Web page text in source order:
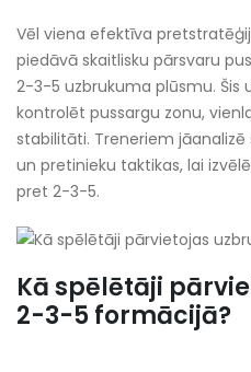
Vēl viena efektīva
piedāvā skaitlisku pārsvaru
2-3-5 uzbrukuma plūsmu. Šis
kontrolēt pussargu zonu,
stabilitāti. Treneriem
un pretinieku taktikas, lai
pret 2-3-5.
Kā spēlētāji
2-3-5 formācijā?